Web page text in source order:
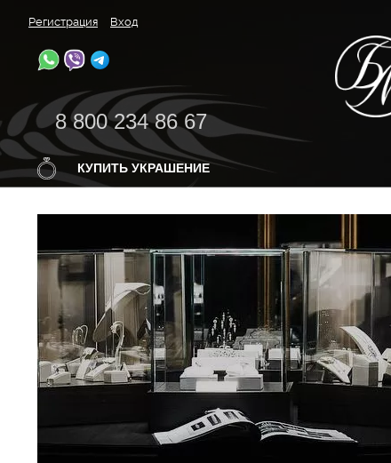
Регистрация Вход
8 800 234 86 67
КУПИТЬ УКРАШЕНИЕ